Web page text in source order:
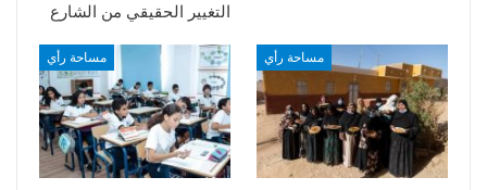
التغيير الحقيقي من الشارع
مساحة رأي مساحة رأي